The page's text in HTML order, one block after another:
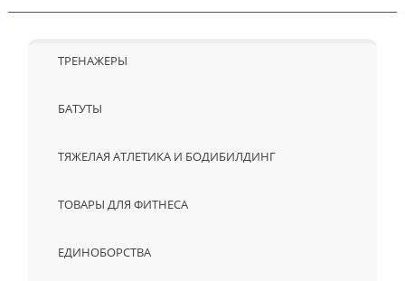
ТРЕНАЖЕРЫ
БАТУТЫ
ТЯЖЕЛАЯ АТЛЕТИКА И БОДИБИЛДИНГ
ТОВАРЫ ДЛЯ ФИТНЕСА
ЕДИНОБОРСТВА